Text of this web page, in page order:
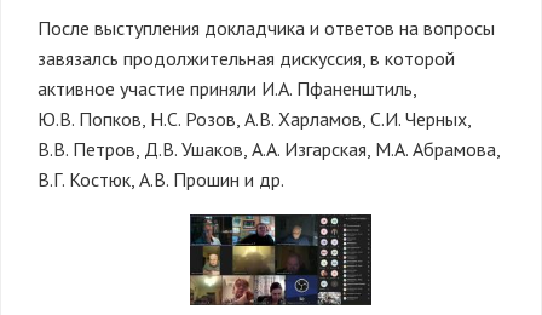
После выступления докладчика и ответов на вопросы
завязалсь продолжительная дискуссия, в которой
активное участие приняли И.А. Пфаненштиль,
Ю.В. Попков, Н.С. Розов, А.В. Харламов, С.И. Черных,
В.В. Петров, Д.В. Ушаков, А.А. Изгарская, М.А. Абрамова,
В.Г. Костюк, А.В. Прошин и др.